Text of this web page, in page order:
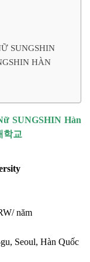
SUNGSHIN
HÀN
SUNGSHIN Hàn
학교
năm
Seoul, Hàn Quốc